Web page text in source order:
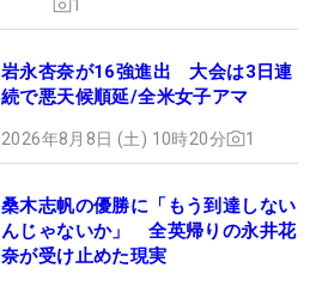
1
岩永杏奈が16強進出 大会は3日連
続で悪天候順延/全米女子アマ
2026年8月8日 (土) 10時20分 1
桑木志帆の優勝に「もう到達しない
んじゃないか」 全英帰りの永井花
奈が受け止めた現実